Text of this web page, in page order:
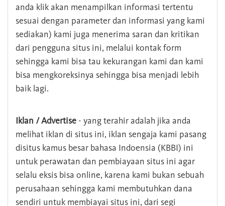
anda klik akan menampilkan informasi tertentu
sesuai dengan parameter dan informasi yang kami
sediakan) kami juga menerima saran dan kritikan
dari pengguna situs ini, melalui kontak form
sehingga kami bisa tau kekurangan kami dan kami
bisa mengkoreksinya sehingga bisa menjadi lebih
baik lagi.
Iklan / Advertise - yang terahir adalah jika anda
melihat iklan di situs ini, iklan sengaja kami pasang
disitus kamus besar bahasa Indoensia (KBBI) ini
untuk perawatan dan pembiayaan situs ini agar
selalu eksis bisa online, karena kami bukan sebuah
perusahaan sehingga kami membutuhkan dana
sendiri untuk membiayai situs ini, dari segi